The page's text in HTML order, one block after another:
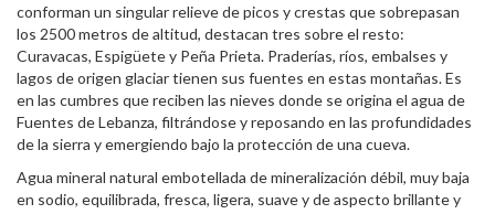
conforman un singular relieve de picos y crestas que sobrepasan
los 2500 metros de altitud, destacan tres sobre el resto:
Curavacas, Espigüete y Peña Prieta. Praderías, ríos, embalses y
lagos de origen glaciar tienen sus fuentes en estas montañas. Es
en las cumbres que reciben las nieves donde se origina el agua de
Fuentes de Lebanza, filtrándose y reposando en las profundidades
de la sierra y emergiendo bajo la protección de una cueva.
Agua mineral natural embotellada de mineralización débil, muy baja
en sodio, equilibrada, fresca, ligera, suave y de aspecto brillante y